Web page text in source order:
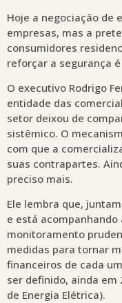
Hoje a negociação de
empresas, mas a
consumidores
reforçar a segurança
O executivo Rodrigo
entidade das
setor deixou de
sistêmico. O
com que a
suas contrapartes.
preciso mais.
Ele lembra que,
e está
monitoramento
medidas para tornar
financeiros de cada
ser definido, ainda em
de Energia Elétrica).